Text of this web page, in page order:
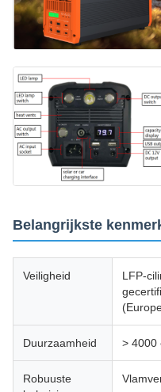
Belangrijkste
Veiligheid
LFP-
Duurzaamheid > 4000
Robuuste